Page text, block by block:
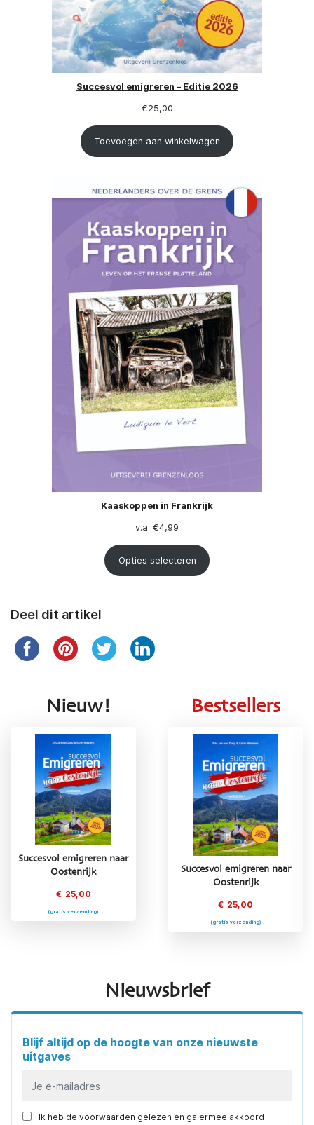
Succesvol emigreren – Editie 2026
€25,00
Toevoegen aan winkelwagen
Kaaskoppen in Frankrijk
v.a. €4,99
Opties selecteren
Deel dit artikel
Nieuw!
Succesvol emigreren naar
Oostenrijk
€ 25,00
(gratis verzending)
Bestsellers
Succesvol emigreren naar
(gratis verzending)
Succesvol emigreren naar
Oostenrijk
€ 25,00
(gratis verzending)
Nieuwsbrief
Blijf altijd op de hoogte van onze nieuwste
uitgaves
Ik heb de voorwaarden gelezen en ga ermee akkoord